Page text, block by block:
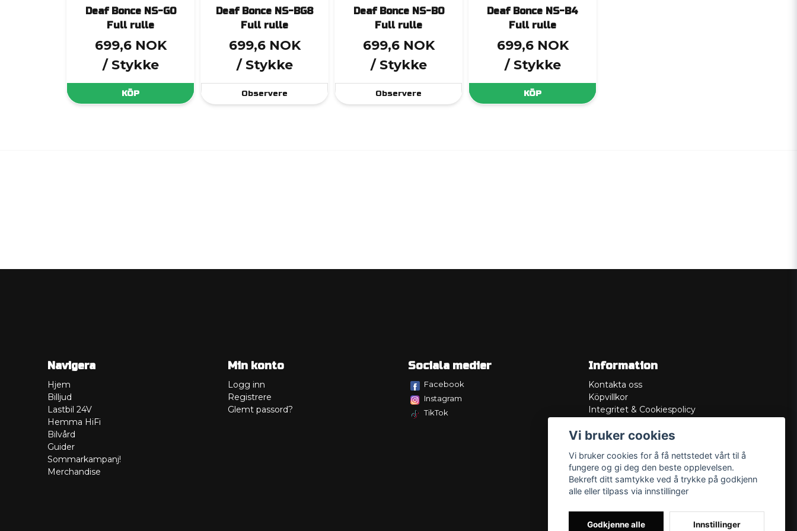
Deaf Bonce NS-G0
Full rulle
699,6 NOK
/ Stykke
KÖP
Deaf Bonce NS-BG8
Full rulle
699,6 NOK
/ Stykke
Observere
Deaf Bonce NS-B0
Full rulle
699,6 NOK
/ Stykke
Observere
Deaf Bonce NS-B4
Full rulle
699,6 NOK
/ Stykke
KÖP
Navigera
Hjem
Billjud
Lastbil 24V
Hemma HiFi
Bilvård
Guider
Sommarkampanj!
Merchandise
Min konto
Logg inn
Registrere
Glemt passord?
Sociala medier
Facebook
Instagram
TikTok
Information
Kontakta oss
Köpvillkor
Integritet & Cookiespolicy
Service/Garanti
Lådritning
Om oss
Vi bruker cookies
Vi bruker cookies for å få nettstedet vårt til å
fungere og gi deg den beste opplevelsen.
Bekreft ditt samtykke ved å trykke på godkjenn
alle eller tilpass via innstillinger
Godkjenne alle Innstillinger